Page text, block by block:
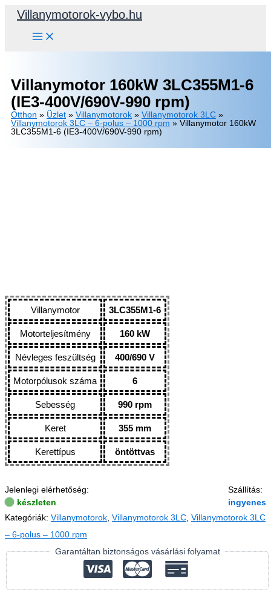
SkipVillanymotorok-vybo.hu
Villanymotor 160kW 3LC355M1-6
(IE3-400V/690V-990 rpm)
Otthon » Üzlet » Villanymotorok » Villanymotorok 3LC »
Villanymotorok 3LC – 6-polus – 1000 rpm » Villanymotor 160kW
3LC355M1-6 (IE3-400V/690V-990 rpm)
Villanymotor 3LC355M1-6
Motorteljesítmény 160 kW
Névleges feszültség 400/690 V
Motorpólusok száma 6
Sebesség 990 rpm
Keret 355 mm
Kerettípus öntöttvas
Jelenlegi elérhetőség:
készleten
Szállítás:
ingyenes
Kategóriák: Villanymotorok Villanymotorok 3LC Villanymotorok 3LC
– 6-polus – 1000 rpm
Garantáltan biztonságos vásárlási folyamat